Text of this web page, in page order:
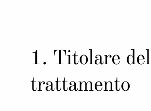
1. Titolare del
trattamento